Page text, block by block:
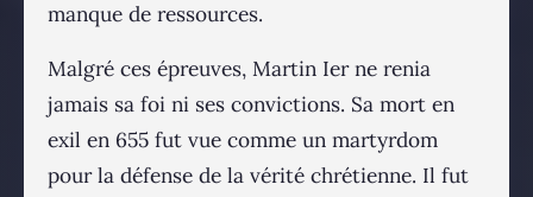
manque de ressources.
Malgré ces épreuves, Martin Ier ne renia
jamais sa foi ni ses convictions. Sa mort en
exil en 655 fut vue comme un martyrdom
pour la défense de la vérité chrétienne. Il fut